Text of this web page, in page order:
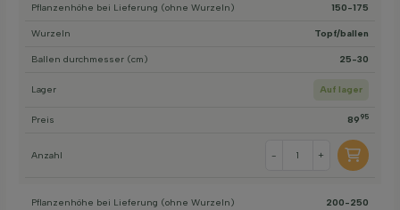
Pflanzenhöhe bei Lieferung (ohne Wurzeln) 150-175
Wurzeln Topf/ballen
Ballen durchmesser (cm) 25-30
Lager Auf lager
Preis 89 95
Anzahl - +
Pflanzenhöhe bei Lieferung (ohne Wurzeln) 200-250